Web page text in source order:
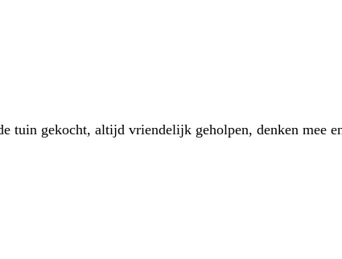
tuin gekocht, altijd vriendelijk geholpen, denken mee